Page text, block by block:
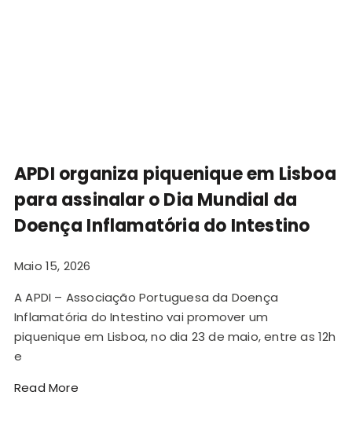
APDI organiza piquenique em Lisboa
para assinalar o Dia Mundial da
Doença Inflamatória do Intestino
Maio 15, 2026
A APDI – Associação Portuguesa da Doença
Inflamatória do Intestino vai promover um
piquenique em Lisboa, no dia 23 de maio, entre as 12h
e
Read More